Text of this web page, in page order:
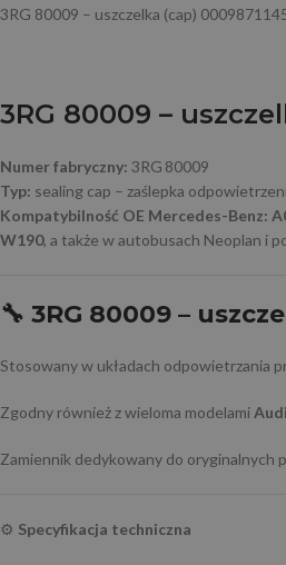
3RG 80009 – uszczelka (cap)
3RG 80009 –
Numer fabryczny: 3RG 80009
Typ: sealing cap – zaślepka
Kompatybilność OE Mercedes-Benz:
W190, a także w autobusach Neoplan i
🔧 3RG 80009 –
Stosowany w układach odpowietrzania
Zgodny również z wieloma modelamiAudi
Zamiennik dedykowany do oryginalnych
⚙️ Specyfikacja techniczna